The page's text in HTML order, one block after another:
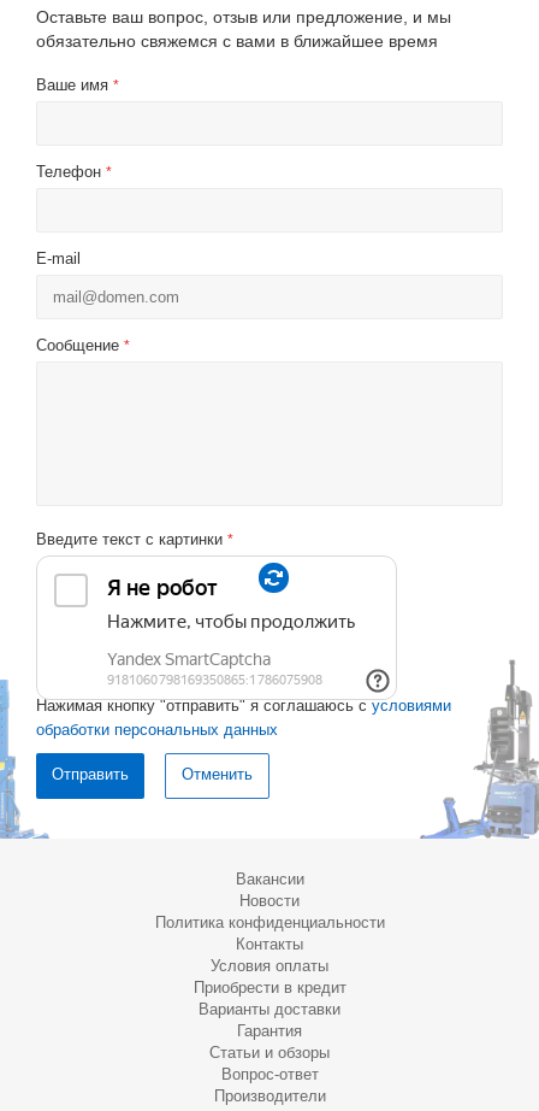
Оставьте ваш вопрос, отзыв или предложение, и мы
обязательно свяжемся с вами в ближайшее время
Ваше имя *
Телефон *
E-mail
Сообщение *
Введите текст с картинки *
Нажимая кнопку "отправить" я соглашаюсь с условиями
обработки персональных данных
Отменить
Вакансии
Новости
Политика конфиденциальности
Контакты
Условия оплаты
Приобрести в кредит
Варианты доставки
Гарантия
Статьи и обзоры
Вопрос-ответ
Производители